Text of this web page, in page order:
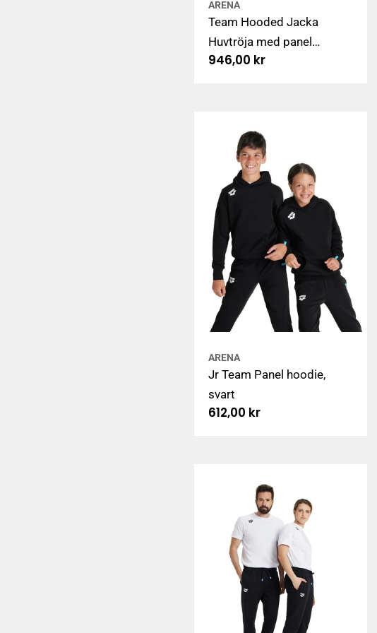
ARENA
Team Hooded Jacka
Huvtröja med panel
dragkedja, vit
Ordinarie
946,00 kr
ARENA
Jr Team Panel hoodie,
svart
Ordinarie
612,00 kr